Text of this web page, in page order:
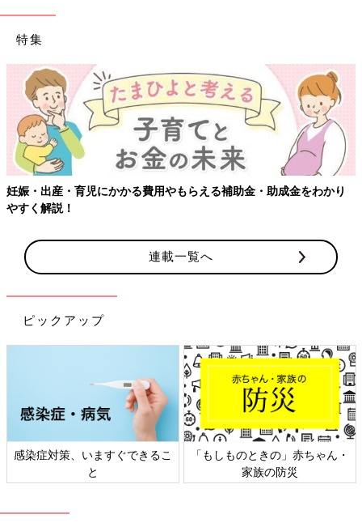
特集
妊娠・出産・育児にかかる費用やもらえる補助金・助成金をわかり
やすく解説！
連載一覧へ
ピックアップ
感染症対策、いますぐできるこ
と
「もしものときの」赤ちゃん・
家族の防災